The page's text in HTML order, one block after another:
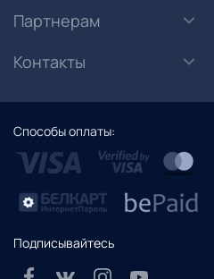
Партнерам
Контакты
Способы оплаты:
Подписывайтесь